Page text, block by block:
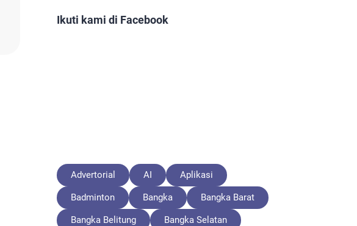
Ikuti kami di Facebook
Advertorial AI Aplikasi
Badminton Bangka Bangka Barat
Bangka Belitung Bangka Selatan